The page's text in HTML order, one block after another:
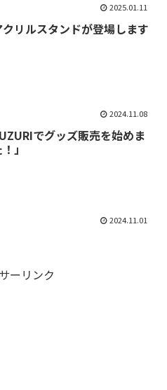
2025.01.11
クリルスタンドが登場します
2024.11.08
でグッズ販売を始めま
」
2024.11.01
ーリンク